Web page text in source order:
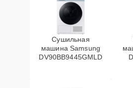
Сушильная
машина Samsung
DV90BB9445GMLD